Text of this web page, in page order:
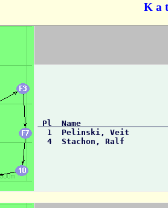
K a
Pl  Name
1  Pelinski,
4  Stachon, Ralf